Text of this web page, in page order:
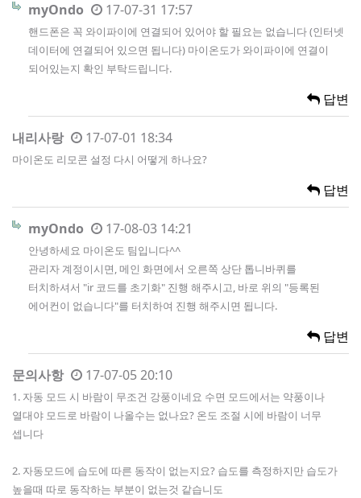
myOndo 17-07-31 17:57
핸드폰은 꼭 와이파이에 연결되어 있어야 할 필요는 없습니다 (인터넷
데이터에 연결되어 있으면 됩니다) 마이온도가 와이파이에 연결이
되어있는지 확인 부탁드립니다.
답변
내리사랑 17-07-01 18:34
마이온도 리모콘 설정 다시 어떻게 하나요?
답변
myOndo 17-08-03 14:21
안녕하세요 마이온도 팀입니다^^
관리자 계정이시면, 메인 화면에서 오른쪽 상단 톱니바퀴를
터치하셔서 "ir 코드를 초기화" 진행 해주시고, 바로 위의 "등록된
에어컨이 없습니다"를 터치하여 진행 해주시면 됩니다.
답변
문의사항 17-07-05 20:10
1. 자동 모드 시 바람이 무조건 강풍이네요 수면 모드에서는 약풍이나
열대야 모드로 바람이 나올수는 없나요? 온도 조절 시에 바람이 너무
셉니다
2. 자동모드에 습도에 따른 동작이 없는지요? 습도를 측정하지만 습도가
높을때 따로 동작하는 부분이 없는것 같습니도